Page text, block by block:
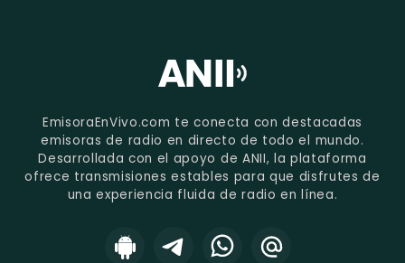
EmisoraEnVivo.com te conecta con destacadas
emisoras de radio en directo de todo el mundo.
Desarrollada con el apoyo de ANII, la plataforma
ofrece transmisiones estables para que disfrutes de
una experiencia fluida de radio en línea.